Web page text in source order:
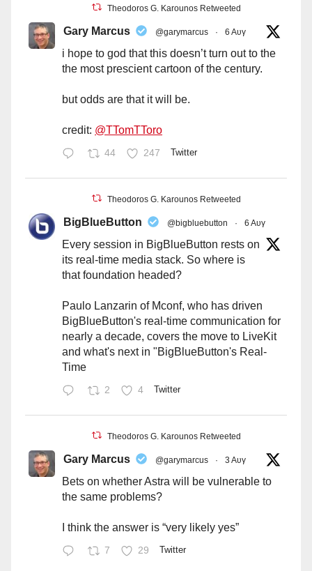
Theodoros G. Karounos Retweeted
Gary Marcus @garymarcus · 6 Αυγ
i hope to god that this doesn’t turn out to the
the most prescient cartoon of the century.
but odds are that it will be.
credit: @TTomTToro
44 247 Twitter
Theodoros G. Karounos Retweeted
BigBlueButton @bigbluebutton · 6 Αυγ
Every session in BigBlueButton rests on
its real-time media stack. So where is
that foundation headed?
Paulo Lanzarin of Mconf, who has driven
BigBlueButton's real-time communication for
nearly a decade, covers the move to LiveKit
and what's next in "BigBlueButton's Real-
Time
2 4 Twitter
Theodoros G. Karounos Retweeted
Gary Marcus @garymarcus · 3 Αυγ
Bets on whether Astra will be vulnerable to
the same problems?
I think the answer is “very likely yes”
7 29 Twitter